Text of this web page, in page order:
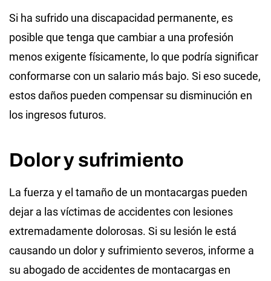
Si ha sufrido una discapacidad permanente, es
posible que tenga que cambiar a una profesión
menos exigente físicamente, lo que podría significar
conformarse con un salario más bajo. Si eso sucede,
estos daños pueden compensar su disminución en
los ingresos futuros.
Dolor y sufrimiento
La fuerza y el tamaño de un montacargas pueden
dejar a las víctimas de accidentes con lesiones
extremadamente dolorosas. Si su lesión le está
causando un dolor y sufrimiento severos, informe a
su abogado de accidentes de montacargas en